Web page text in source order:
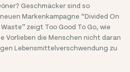
Geschmäcker sind so
Markenkampagne “Divided On
zeigt Too Good To Go, wie
Vorlieben die Menschen nicht daran
Lebensmittelverschwendung zu